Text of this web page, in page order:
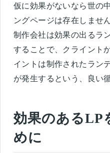
仮に効果がないなら世の
ングページは存在しません
制作会社は効果の出るラ
することで、クライント
イントは制作されたラン
が発生するという、良い
効果のあるLP
めに